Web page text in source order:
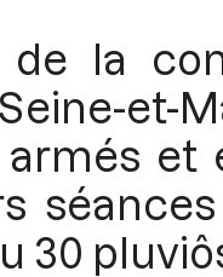
de la
et-
armés et
30